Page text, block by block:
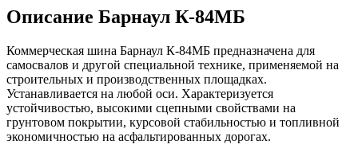
Описание Барнаул К-84МБ
Коммерческая шина Барнаул К-84МБ предназначена для
самосвалов и другой специальной технике, применяемой на
строительных и производственных площадках.
Устанавливается на любой оси. Характеризуется
устойчивостью, высокими сцепными свойствами на
грунтовом покрытии, курсовой стабильностью и топливной
экономичностью на асфальтированных дорогах.